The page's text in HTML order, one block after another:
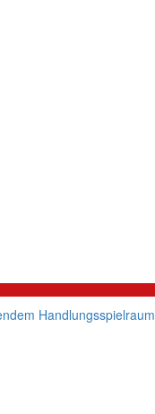
Handlungsspielraum